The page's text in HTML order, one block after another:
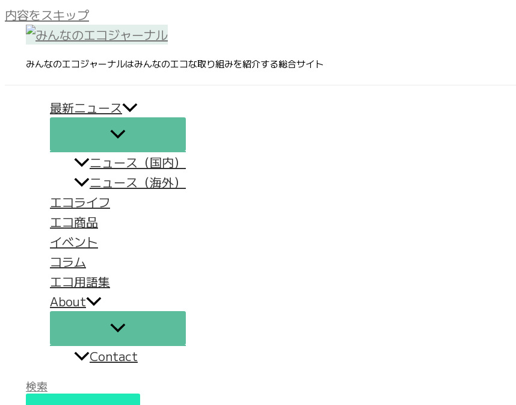
内容をスキップ
みんなのエコジャーナルはみんなのエコな取り組みを紹介する総合サイト
最新ニュース
ニュース（国内）
ニュース（海外）
エコライフ
エコ商品
イベント
コラム
エコ用語集
About
Contact
検索